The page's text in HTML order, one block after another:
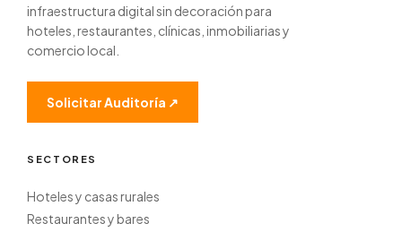
infraestructura digital sin decoración para
hoteles, restaurantes, clínicas, inmobiliarias y
comercio local.
Solicitar Auditoría ↗
SECTORES
Hoteles y casas rurales
Restaurantes y bares